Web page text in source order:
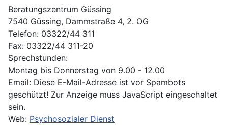
Beratungszentrum Güssing
7540 Güssing, Dammstraße 4, 2. OG
Telefon: 03322/44 311
Fax: 03322/44 311-20
Sprechstunden:
Montag bis Donnerstag von 9.00 - 12.00
Email: Diese E-Mail-Adresse ist vor Spambots
geschützt! Zur Anzeige muss JavaScript eingeschaltet
sein.
Web: Psychosozialer Dienst